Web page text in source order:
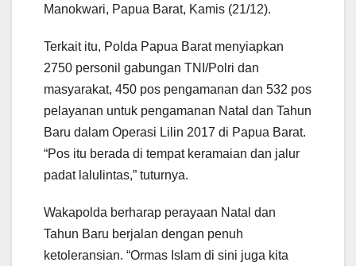
Manokwari, Papua Barat, Kamis (21/12).
Terkait itu, Polda Papua Barat menyiapkan
2750 personil gabungan TNI/Polri dan
masyarakat, 450 pos pengamanan dan 532 pos
pelayanan untuk pengamanan Natal dan Tahun
Baru dalam Operasi Lilin 2017 di Papua Barat.
“Pos itu berada di tempat keramaian dan jalur
padat lalulintas,” tuturnya.
Wakapolda berharap perayaan Natal dan
Tahun Baru berjalan dengan penuh
ketoleransian. “Ormas Islam di sini juga kita